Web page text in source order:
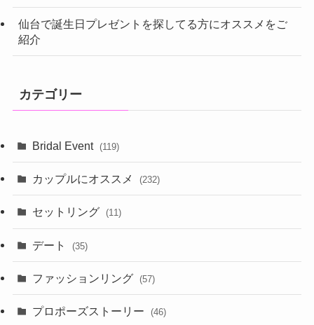
仙台で誕生日プレゼントを探してる方にオススメをご
紹介
カテゴリー
Bridal Event (119)
カップルにオススメ (232)
セットリング (11)
デート (35)
ファッションリング (57)
プロポーズストーリー (46)